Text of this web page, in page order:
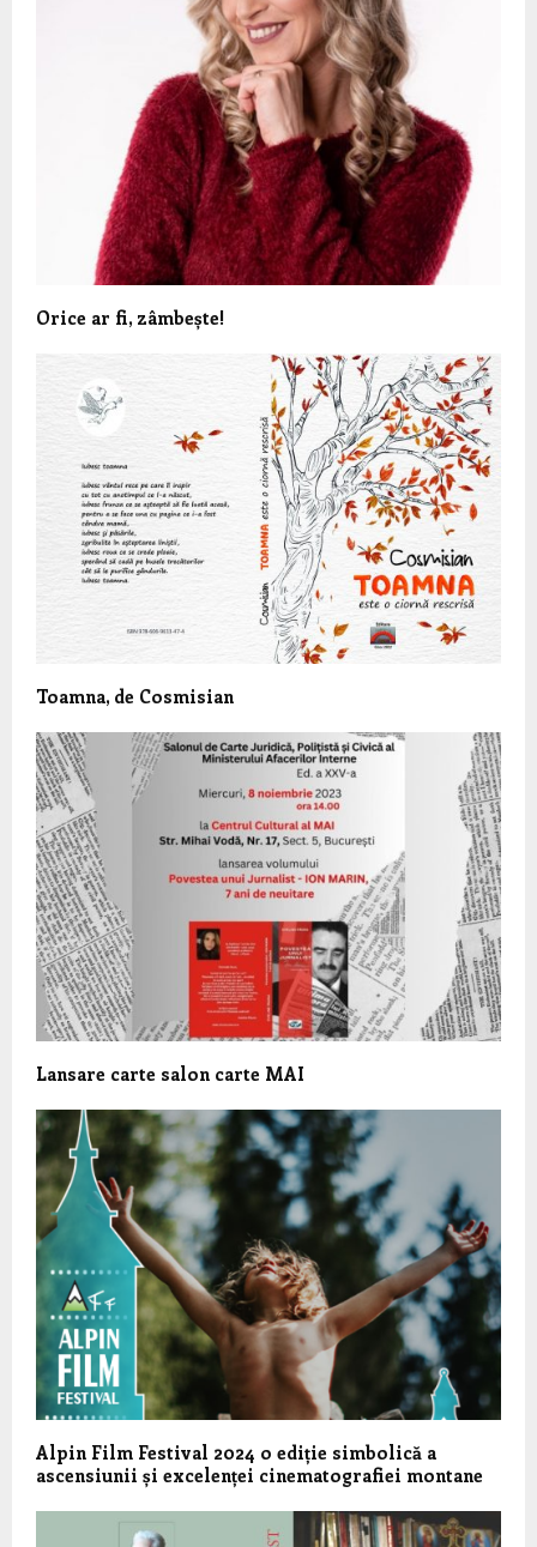
Orice ar fi, zâmbește!
Toamna, de Cosmisian
Lansare carte salon carte MAI
Alpin Film Festival 2024 o ediție simbolică a
ascensiunii și excelenței cinematografiei montane